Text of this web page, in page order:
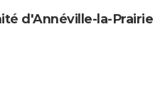
d'Annéville-la-Prairie